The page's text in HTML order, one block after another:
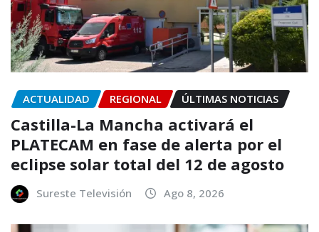
ACTUALIDAD REGIONAL ÚLTIMAS NOTICIAS
Castilla-La Mancha activará el
PLATECAM en fase de alerta por el
eclipse solar total del 12 de agosto
Sureste Televisión Ago 8, 2026